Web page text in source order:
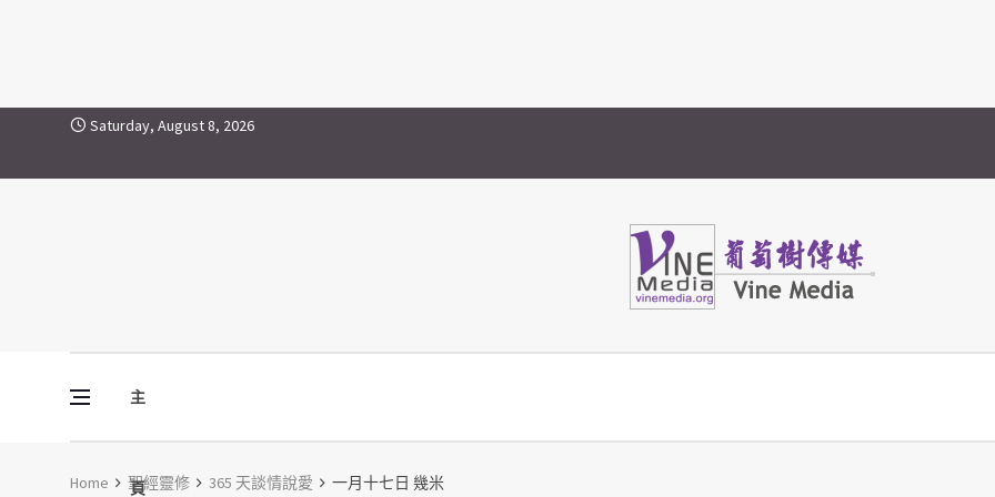
Skip to contentSaturday, August 8, 2026
主
頁
Vine Media
葡萄樹傳媒
Home 聖經靈修 365 天談情說愛 一月十七日 幾米